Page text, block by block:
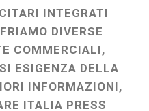
INTEGRATI
DIVERSE
COMMERCIALI,
ESIGENZA DELLA
INFORMAZIONI,
ITALIA PRESS